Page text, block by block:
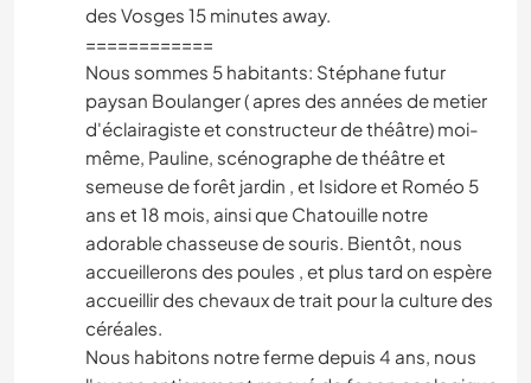
des Vosges 15 minutes away.
============
Nous sommes 5 habitants: Stéphane futur
paysan Boulanger ( apres des années de metier
d'éclairagiste et constructeur de théâtre) moi-
même, Pauline, scénographe de théâtre et
semeuse de forêt jardin , et Isidore et Roméo 5
ans et 18 mois, ainsi que Chatouille notre
adorable chasseuse de souris. Bientôt, nous
accueillerons des poules , et plus tard on espère
accueillir des chevaux de trait pour la culture des
céréales.
Nous habitons notre ferme depuis 4 ans, nous